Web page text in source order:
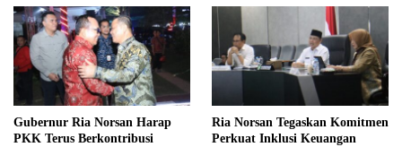
Gubernur Ria Norsan Harap
PKK Terus Berkontribusi
Ria Norsan Tegaskan Komitmen
Perkuat Inklusi Keuangan